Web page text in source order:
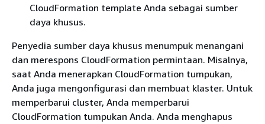
CloudFormation template Anda sebagai sumber
daya khusus.
Penyedia sumber daya khusus menumpuk menangani
dan merespons CloudFormation permintaan. Misalnya,
saat Anda menerapkan CloudFormation tumpukan,
Anda juga mengonfigurasi dan membuat klaster. Untuk
memperbarui cluster, Anda memperbarui
CloudFormation tumpukan Anda. Anda menghapus